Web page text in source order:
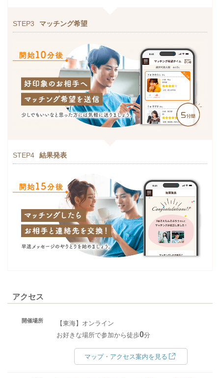
STEP3 マッチング希望
STEP4 結果発表
アクセス
開催場所
【東海】オンライン
お好きな場所で参加から徒歩0分
マップ・アクセス案内を見る